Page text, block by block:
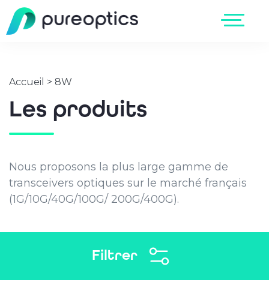
Accueil > 8W
Les produits
Nous proposons la plus large gamme de
transceivers optiques sur le marché français
(1G/10G/40G/100G/ 200G/400G).
Filtrer